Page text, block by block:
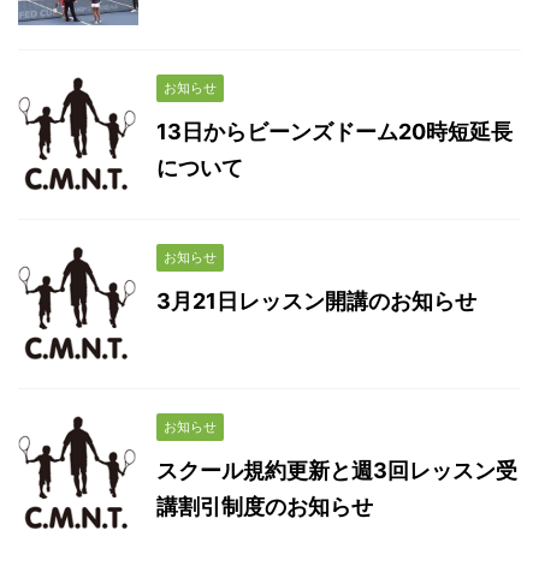
お知らせ
13日からビーンズドーム20時短延長
について
お知らせ
3月21日レッスン開講のお知らせ
お知らせ
スクール規約更新と週3回レッスン受
講割引制度のお知らせ